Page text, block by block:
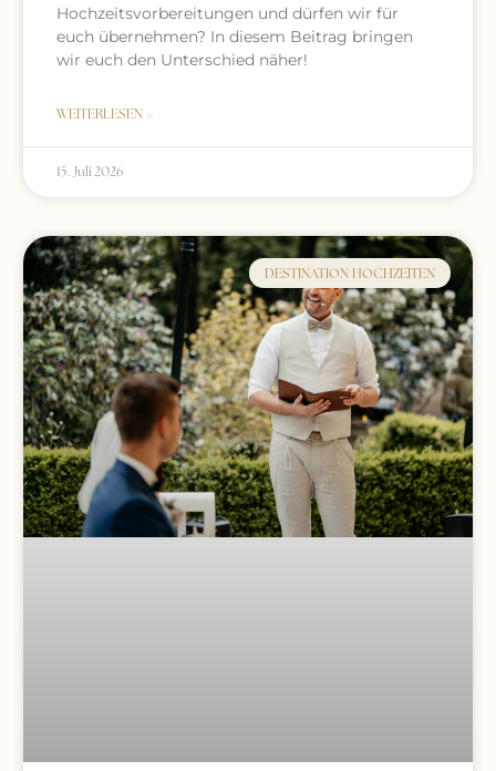
Hochzeitsvorbereitungen und dürfen wir für
euch übernehmen? In diesem Beitrag bringen
wir euch den Unterschied näher!
WEITERLESEN »
15. Juli 2026
DESTINATION HOCHZEITEN